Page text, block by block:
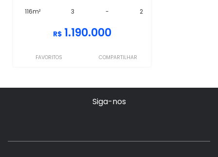
116m² 3 - 2
R$ 1.190.000
FAVORITOS COMPARTILHAR
Siga-nos